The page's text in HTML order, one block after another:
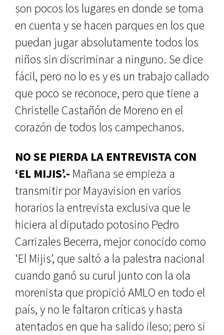
son pocos los lugares en donde se toma
en cuenta y se hacen parques en los que
puedan jugar absolutamente todos los
niños sin discriminar a ninguno. Se dice
fácil, pero no lo es y es un trabajo callado
que poco se reconoce, pero que tiene a
Christelle Castañón de Moreno en el
corazón de todos los campechanos.
NO SE PIERDA LA ENTREVISTA CON
‘EL MIJIS’.- Mañana se empieza a
transmitir por Mayavision en varios
horarios la entrevista exclusiva que le
hiciera al diputado potosino Pedro
Carrizales Becerra, mejor conocido como
‘El Mijis’, que saltó a la palestra nacional
cuando ganó su curul junto con la ola
morenista que propició AMLO en todo el
país, y no le faltaron críticas y hasta
atentados en que ha salido ileso; pero si